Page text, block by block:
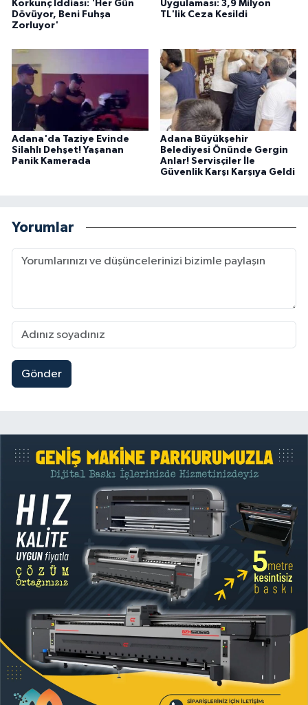
Korkunç İddiası: 'Her Gün
Dövüyor, Beni Fuhşa
Zorluyor'
Uygulaması: 3,9 Milyon
TL'lik Ceza Kesildi
Adana'da Taziye Evinde
Silahlı Dehşet! Yaşanan
Panik Kamerada
Adana Büyükşehir
Belediyesi Önünde Gergin
Anlar! Servisçiler İle
Güvenlik Karşı Karşıya Geldi
Yorumlar
Gönder